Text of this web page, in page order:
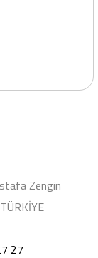
Zengin
27